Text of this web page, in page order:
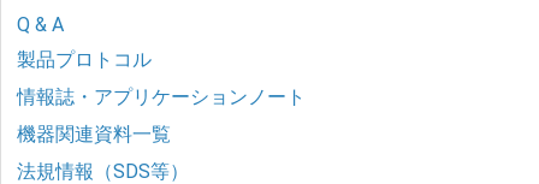
Q & A
製品プロトコル
情報誌・アプリケーションノート
機器関連資料一覧
法規情報（SDS等）